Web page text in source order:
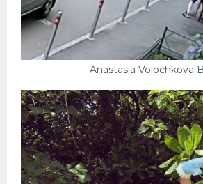
Anastasia Volochkova